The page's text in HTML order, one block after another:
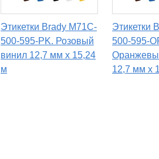
Этикетки Brady M71C-
500-595-PK. Розовый
винил 12,7 мм x 15,24
м
Этикетки
500-595-
12,7 мм x